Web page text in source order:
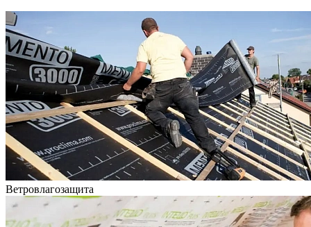
Ветровлагозащита